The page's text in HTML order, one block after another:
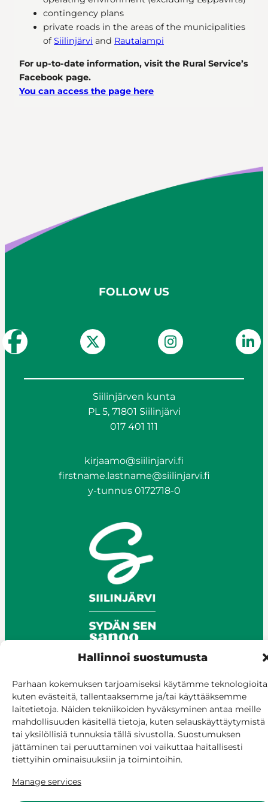
Hallinnoi suostumusta
Parhaan kokemuksen tarjoamiseksi käytämme
kuten evästeitä, tallentaaksemme ja/tai käyttääksemme
laitetietoja. Näiden tekniikoiden hyväksyminen antaa meille
mahdollisuuden käsitellä tietoja, kuten selauskäyttäytymistä
tai yksilöllisiä tunnuksia tällä sivustolla. Suostumuksen
jättäminen tai peruuttaminen voi vaikuttaa haitallisesti
tiettyihin ominaisuuksiin ja toimintoihin.
Manage services
contingency plans
private roads in the areas of the municipalities
ofSiilinjärvi and Rautalampi
For up-to-date information, visit the Rural Service’s
Facebook page.
You can access the page here
FOLLOW US
Siilinjärven kunta
PL 5, 71801 Siilinjärvi
017 401 111
kirjaamo@siilinjarvi.fi
firstname.lastname@siilinjarvi.fi
y-tunnus 0172718-0
© Siilinjärvi 2025
Give feedback
Online services
Billing and invoicing
Accessibility